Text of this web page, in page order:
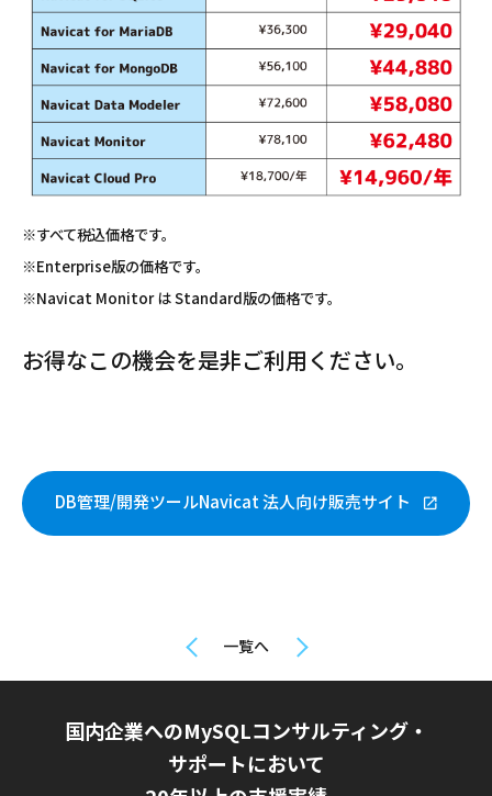
※すべて税込価格です。
※Enterprise版の価格です。
※Navicat Monitor は Standard版の価格です。
お得なこの機会を是非ご利用ください。
DB管理/開発ツールNavicat 法人向け販売サイト
一覧へ
国内企業へのMySQLコンサルティング・
サポートにおいて